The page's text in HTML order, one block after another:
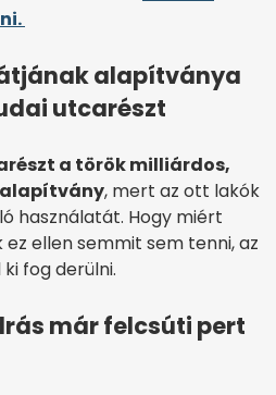
alapítványa
utcarészt
a török milliárdos,
, mert az ott lakók
használatát. Hogy miért
ellen semmit sem tenni, az
fog derülni.
már felcsúti pert